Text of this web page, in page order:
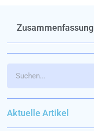
Zusammenfassung
Aktuelle Artikel